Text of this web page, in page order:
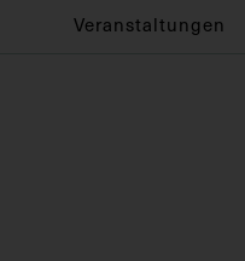
Veranstaltungen